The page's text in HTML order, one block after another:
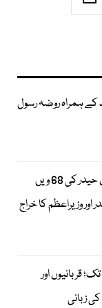
کے ہمراہ روضہ رسول
میجر طفیل محمد شہید نشان حیدر کی 68 ویں
وزیراعظم کا خراج
قربانیوں اور
زبانی